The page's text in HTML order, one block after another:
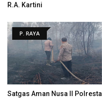
R.A. Kartini
P. RAYA
Satgas Aman Nusa II Polresta